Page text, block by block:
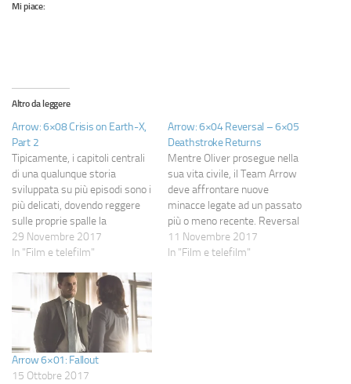
Mi piace:
Altro da leggere
Arrow: 6×08 Crisis on Earth-X,
Part 2
Tipicamente, i capitoli centrali
di una qualunque storia
sviluppata su più episodi sono i
più delicati, dovendo reggere
sulle proprie spalle la
mancanza di epicità del finale e
di curiosità del prologo. Il
Earth-X non fa eccezione,
mostrando il fianco a diverse
critiche pur rimanendo
piuttosto…
29 Novembre 2017
In "Film e telefilm"
Arrow: 6×04 Reversal – 6×05
Deathstroke Returns
Mentre Oliver prosegue nella
sua vita civile, il Team Arrow
deve affrontare nuove
minacce legate ad un passato
più o meno recente. Reversal
"Non ho capito nulla di quello
che hai detto".Se dovessimo
11 Novembre 2017
In "Film e telefilm"
Arrow 6×01: Fallout
15 Ottobre 2017